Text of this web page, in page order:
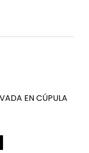
EN CÚPULA